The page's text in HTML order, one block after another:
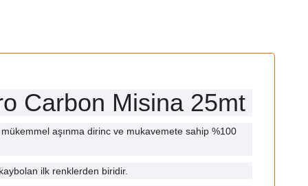
Carbon Misina 25mt
aşınma dirinc ve mukavemete sahip %100
ilk renklerden biridir.